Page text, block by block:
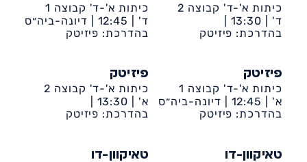
כיתות א'-ד' קבוצה 2
ד' | 13:30 |
דיונה-ביה״ס אריאל
בהדרכת: פיזיטק
כיתות א'-ד' קבוצה 1
ד' |
12:45 |
דיונה-ביה״ס
רתמים
בהדרכת: פיזיטק
פיזיטק
כיתות א'-ד' קבוצה 1
א' |
12:45 |
דיונה-ביה״ס
אמירים
בהדרכת: פיזיטק
פיזיטק
כיתות א'-ד' קבוצה 2
א' | 13:30 |
דיונה-ביה״ס אמירים
בהדרכת: פיזיטק
טאיקוון-דו טאיקוון-דו